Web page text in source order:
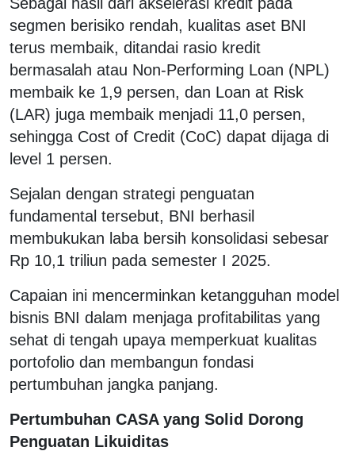
segmen berisiko rendah, kualitas aset BNI
terus membaik, ditandai rasio kredit
bermasalah atau Non-Performing Loan (NPL)
membaik ke 1,9 persen, dan Loan at Risk
(LAR) juga membaik menjadi 11,0 persen,
sehingga Cost of Credit (CoC) dapat dijaga di
level 1 persen.
Sejalan dengan strategi penguatan
fundamental tersebut, BNI berhasil
membukukan laba bersih konsolidasi sebesar
Rp 10,1 triliun pada semester I 2025.
Capaian ini mencerminkan ketangguhan model
bisnis BNI dalam menjaga profitabilitas yang
sehat di tengah upaya memperkuat kualitas
portofolio dan membangun fondasi
pertumbuhan jangka panjang.
Pertumbuhan CASA yang Solid Dorong
Penguatan Likuiditas